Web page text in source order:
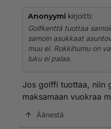
Anonyymi kirjoitti:
Golfkenttä tuottaa
samoin asukkaat
muu ei. Rokkihumu on
luku ei palaa.
Jos golffi tuottaa, niin
maksamaan vuokraa
Äänestä